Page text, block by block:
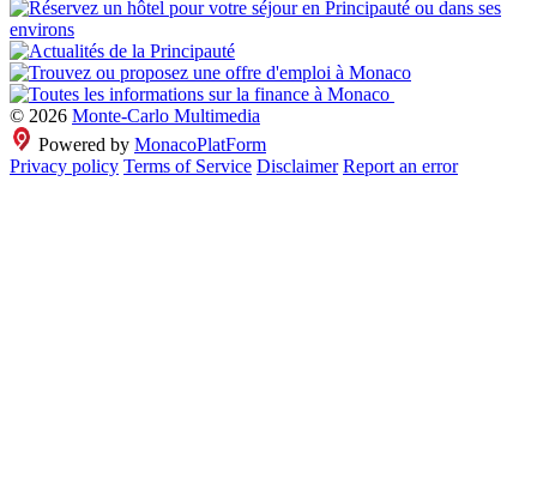
© 2026 Monte-Carlo Multimedia
Powered by MonacoPlatForm
Privacy policy Terms of Service Disclaimer Report an error